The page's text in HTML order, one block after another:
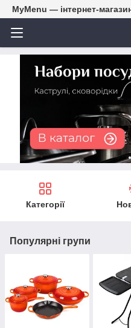
MyMenu — інтернет-
Категорії
Популярні групи